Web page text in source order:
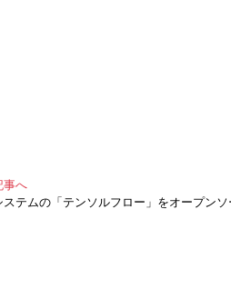
ゲーション
へ
テムの「テンソルフロー」をオープン